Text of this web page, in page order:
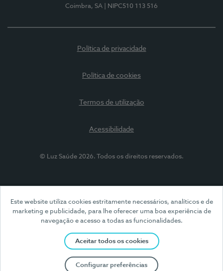
Este website utiliza cookies estritamente necessários, analíticos e de
marketing e publicidade, para lhe oferecer uma boa experiência de
navegação e acesso a todas as funcionalidades.
Aceitar todos os cookies
Configurar preferências
Coimbra, SA
| NIPC510 113 516
Política de privacidade
Política de cookies
Termos de utilização
Acessibilidade
© Luz Saúde 2026. Todos os direitos reservados.